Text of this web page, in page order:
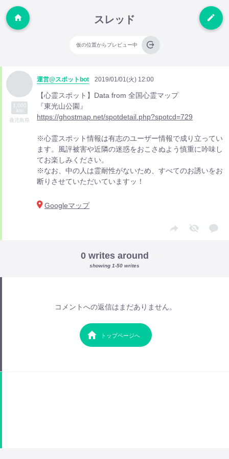
スレッド
仮の位置からプレビュー中
1,000
km
鹿児島県
運営@スポットbot 2019/01/01(火) 12:00
【心霊スポット】Data from 全国心霊マップ
『東光山公園』
https://ghostmap.net/spotdetail.php?spotcd=729
※心霊スポット情報は有志のユーザー情報で成り立ってい
ます。風評被害や近隣の迷惑をおこさぬよう慎重に吟味し
てお楽しみください。
※なお、中の人は霊耐性がないため、すべてのお誘いをお
断りさせていただいていますッ！
Googleマップ
0 writes around
showing 1-50 writes
コメントへの返信はまだありません。
トップページへ